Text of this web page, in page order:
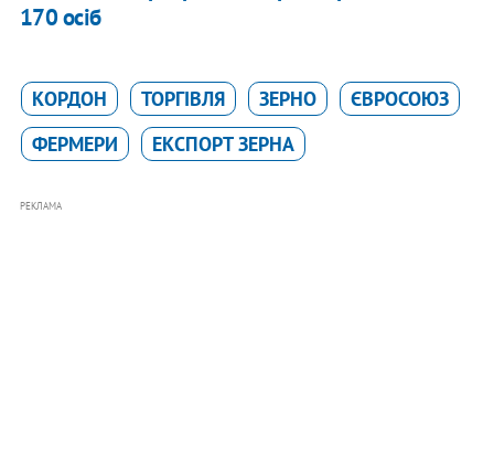
170 осіб
КОРДОН ТОРГІВЛЯ ЗЕРНО
ЄВРОСОЮЗ
ФЕРМЕРИ
ЕКСПОРТ ЗЕРНА
РЕКЛАМА